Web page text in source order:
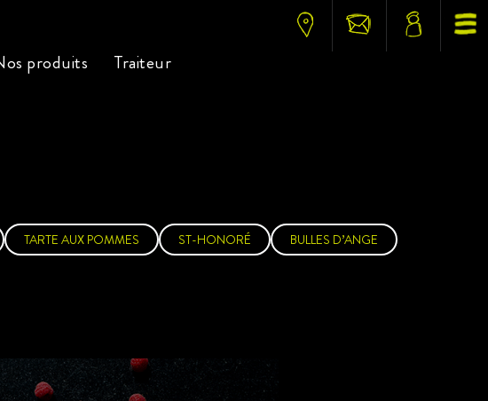
produits Traiteur
et desserts à e
: la
grand for
co
individuelle.
TARTE AUX POMMES ST-HONORÉ
BULLES D’ANGE